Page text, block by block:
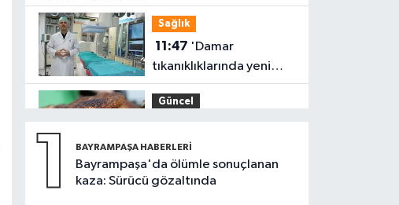
açıklandı
Sağlık
11:47
tıkanıklıklarında yeni
teknolojiyle uzuv
kayıpları önleniyor'
Güncel
simitleri listesi İzmitlileri
kızdırdı
Güncel
1 BAYRAMPAŞA HABERLERI
Bayrampaşa'da ölümle sonuçlanan
kaza: Sürücü gözaltında